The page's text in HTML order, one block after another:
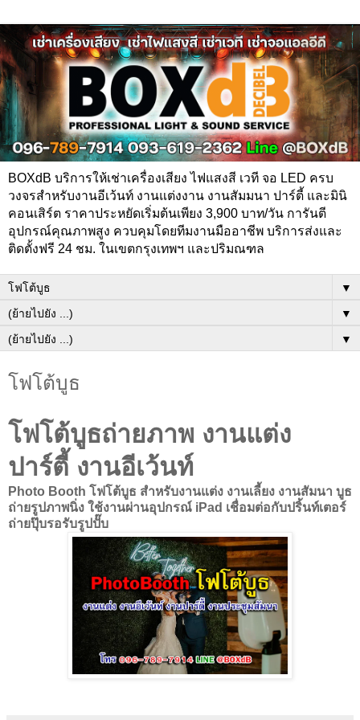
BOXdB บริการให้เช่าเครื่องเสียง ไฟแสงสี เวที จอ LED ครบ
วงจรสำหรับงานอีเว้นท์ งานแต่งงาน งานสัมมนา ปาร์ตี้ และมินิ
คอนเสิร์ต ราคาประหยัดเริ่มต้นเพียง 3,900 บาท/วัน การันตี
อุปกรณ์คุณภาพสูง ควบคุมโดยทีมงานมืออาชีพ บริการส่งและ
ติดตั้งฟรี 24 ชม. ในเขตกรุงเทพฯ และปริมณฑล
▼
▼
▼
โฟโต้บูธ
โฟโต้บูธถ่ายภาพ งานแต่ง
ปาร์ตี้ งานอีเว้นท์
Photo Booth โฟโต้บูธ สำหรับงานแต่ง งานเลี้ยง งานสัมนา บูธ
ถ่ายรูปภาพนิ่ง ใช้งานผ่านอุปกรณ์ iPad เชื่อมต่อกับปริ้นท์เตอร์
ถ่ายปุ๊บรอรับรูปปั๊บ